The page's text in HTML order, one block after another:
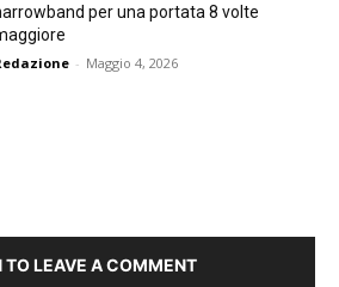
per una portata 8 volte
- Maggio 4, 2026
TO LEAVE A COMMENT